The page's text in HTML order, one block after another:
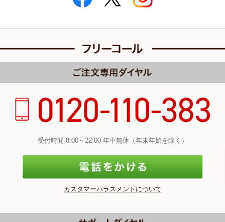
受付時間 8:00～22:00 年中無休（年末年始を除く）
カスタマーハラスメントについて